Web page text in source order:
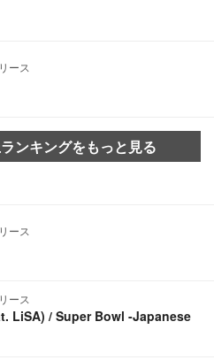
ース
ンキングをもっと見る
ース
ース
LiSA) / Super Bowl -Japanese